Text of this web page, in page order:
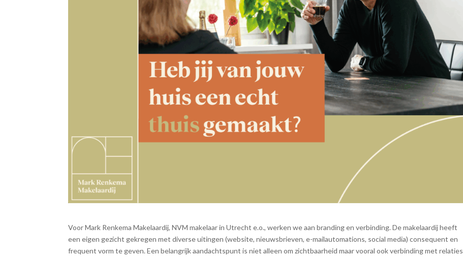
Voor Mark Renkema Makelaardij, NVM makelaar in Utrecht e.o., werken we aan branding en verbinding. De makelaardij heeft
een eigen gezicht gekregen met diverse uitingen (website, nieuwsbrieven, e-mailautomations, social media) consequent en
frequent vorm te geven. Een belangrijk aandachtspunt is niet alleen om zichtbaarheid maar vooral ook verbinding met relaties